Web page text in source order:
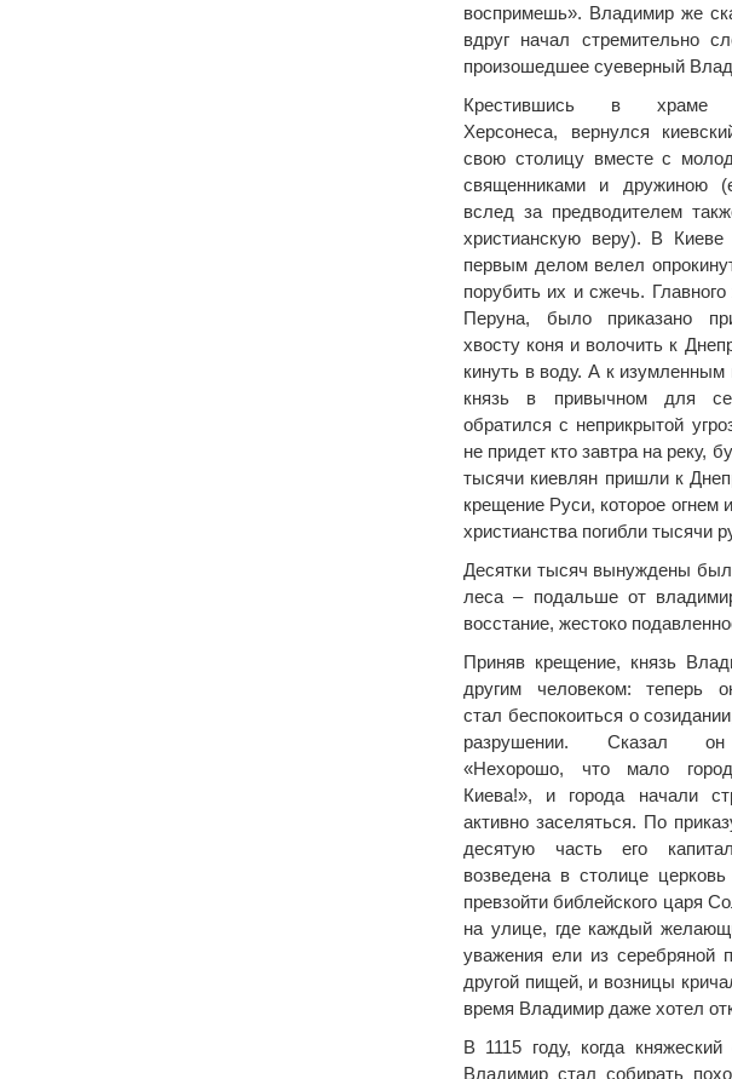
воспримешь». Владимир же
вдруг начал стремительно
произошедшее суеверный
Крестившись в храме
Херсонеса, вернулся
свою столицу вместе с
священниками и дружиною
вслед за предводителем
христианскую веру). В
первым делом велел
порубить их и сжечь.
Перуна, было приказано
хвосту коня и волочить к
кинуть в воду. А к изумленным
князь в привычном для
обратился с неприкрытой
не придет кто завтра на реку,
тысячи киевлян пришли к
крещение Руси, которое огнем
христианства погибли тысячи
Десятки тысяч вынуждены
леса – подальше от
восстание, жестоко
Приняв крещение, князь
другим человеком: теперь
стал беспокоиться о
разрушении. Сказал
«Нехорошо, что мало
Киева!», и города начали
активно заселяться. По
десятую часть его
возведена в столице
превзойти библейского царя
на улице, где каждый
уважения ели из
другой пищей, и возницы
время Владимир даже хотел
В 1115 году, когда
Владимир стал собирать